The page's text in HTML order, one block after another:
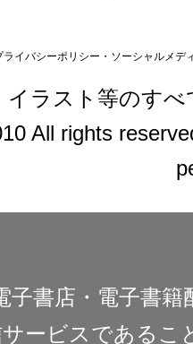
ライバシーポリシー・ソーシャルメデ
イラスト等のす
All rights
子書店・電子書
ービスであるこ